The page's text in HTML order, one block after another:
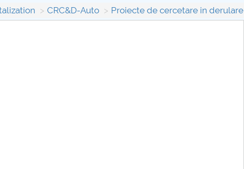
CRC&D-Auto Proiecte de cercetare in derulare